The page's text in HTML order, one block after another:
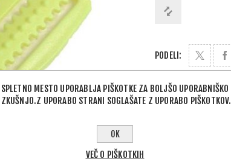
PODELI:
SPLETNO MESTO UPORABLJA PIŠKOTKE ZA BOLJŠO UPORABNIŠKO
UPORABO STRANI SOGLAŠATE Z UPORABO PIŠKOTKOV.
OK
VEČ O PIŠKOTKIH